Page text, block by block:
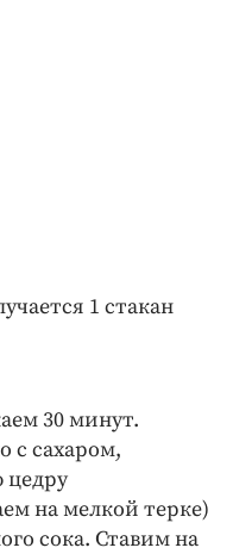
1 стакан
30 минут.
с сахаром,
цедру
на мелкой терке)
сока. Ставим на